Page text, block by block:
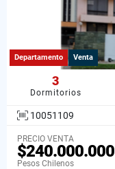
Departamento Venta
3
Dormitorios
10051109
PRECIO VENTA
$240.000.000
Pesos Chilenos